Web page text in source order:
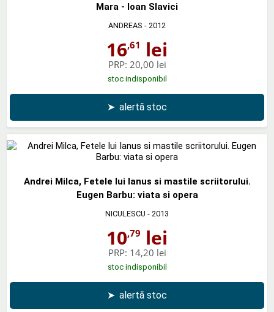
Mara - Ioan Slavici
ANDREAS - 2012
16,61 lei
PRP: 20,00 lei
stoc indisponibil
➤ alertă stoc
Andrei Milca, Fetele lui Ianus si mastile scriitorului.
Eugen Barbu: viata si opera
NICULESCU - 2013
10,79 lei
PRP: 14,20 lei
stoc indisponibil
➤ alertă stoc